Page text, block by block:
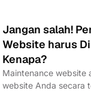
Jangan salah!
Website harus
Kenapa?
Maintenance website
website Anda secara